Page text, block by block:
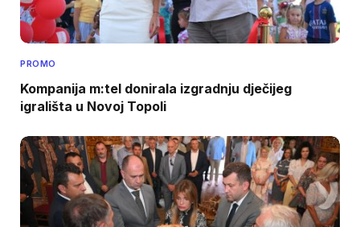
PROMO
Kompanija m:tel donirala izgradnju dječijeg
igrališta u Novoj Topoli